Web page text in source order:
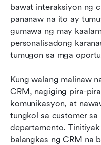
bawat interaksiyon ng
pananaw na ito ay
gumawa ng may
personalisadong
tumugon sa mga
Kung walang malinaw
CRM, nagiging pira-
komunikasyon, at
tungkol sa customer sa
departamento.
balangkas ng CRM na